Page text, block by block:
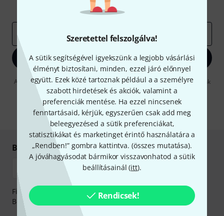
Szeretettel felszolgálva!
A sütik segítségével igyekszünk a legjobb vásárlási
élményt biztosítani, minden, ezzel járó előnnyel
együtt. Ezek közé tartoznak például a a személyre
szabott hirdetések és akciók, valamint a
preferenciák mentése. Ha ezzel nincsenek
fenntartásaid, kérjük, egyszerűen csak add meg
beleegyezésed a sütik preferenciákat,
statisztikákat és marketinget érintő használatára a
„Rendben!” gombra kattintva. (összes mutatása).
A jóváhagyásodat bármikor visszavonhatod a sütik
beállításainál (itt).
Rendicsek!
Inspiráló gondolatok
Bejelentkezés
A "Bejelentkezés" gombra kattintva elfogadja, hogy e-mailben küldjünk
önnek hirdetéseket. Bármikor leiratkozhat erről. A hírlevélről további
információkat az
data protection guideline
-ben talál.
* Kitöltés kötelező
Biztonságos vásárlás és fizetés
Fizessen biztonságosan, titkosítással: Banki átutalás vagy
Betéti- vagy hitelkártya segítségével